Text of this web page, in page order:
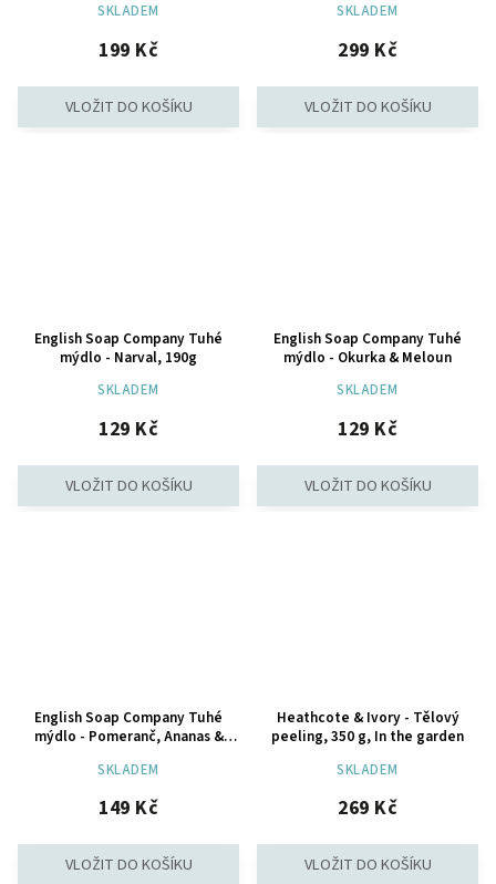
SKLADEM
199 Kč
SKLADEM
299 Kč
English Soap Company Tuhé
mýdlo - Narval, 190g
SKLADEM
129 Kč
English Soap Company Tuhé
mýdlo - Okurka & Meloun
SKLADEM
129 Kč
English Soap Company Tuhé
mýdlo - Pomeranč, Ananas &
SKLADEM
149 Kč
Heathcote & Ivory - Tělový
peeling, 350 g, In the garden
SKLADEM
269 Kč